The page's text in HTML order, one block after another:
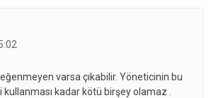
varsa çıkabilir. Yöneticinin bu
kullanması kadar kötü birşey olamaz .